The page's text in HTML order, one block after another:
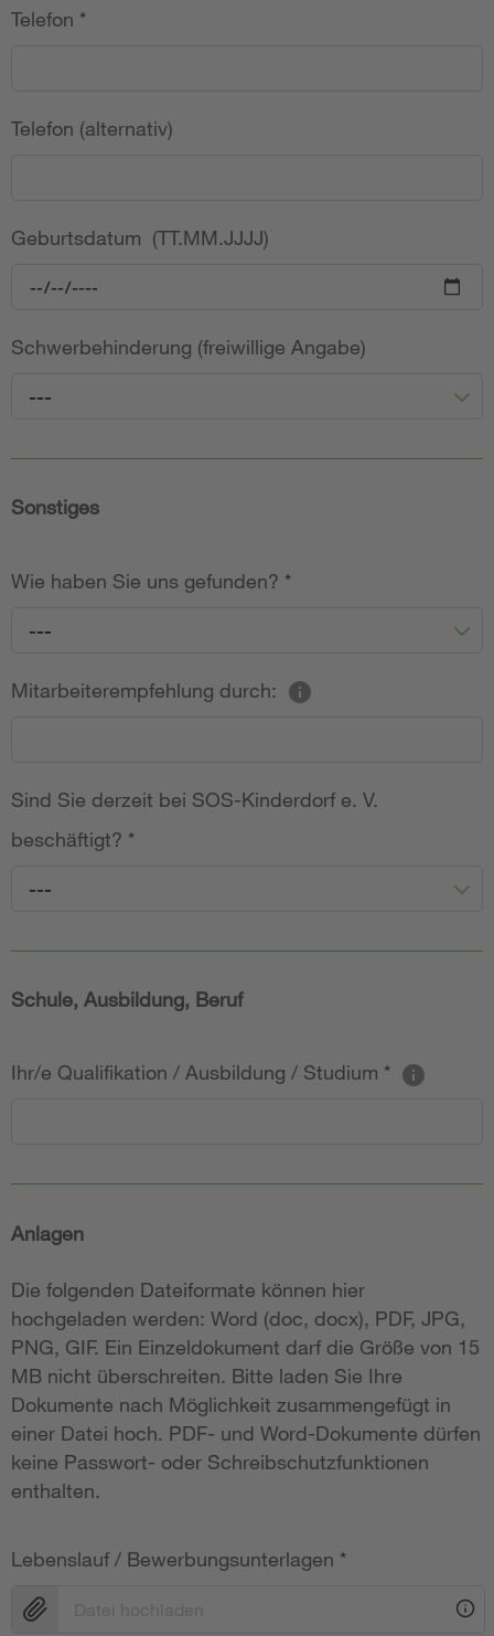
Telefon *
Telefon (alternativ)
Geburtsdatum (TT.MM.JJJJ)
Schwerbehinderung (freiwillige Angabe)
---
Sonstiges
Wie haben Sie uns gefunden? *
---
Mitarbeiterempfehlung durch:
Sind Sie derzeit bei SOS-Kinderdorf e. V.
beschäftigt? *
---
Schule, Ausbildung, Beruf
Ihr/e Qualifikation / Ausbildung / Studium *
Anlagen
Die folgenden Dateiformate können hier
hochgeladen werden: Word (doc, docx), PDF, JPG,
PNG, GIF. Ein Einzeldokument darf die Größe von 15
MB nicht überschreiten. Bitte laden Sie Ihre
Dokumente nach Möglichkeit zusammengefügt in
einer Datei hoch. PDF- und Word-Dokumente dürfen
keine Passwort- oder Schreibschutzfunktionen
enthalten.
Lebenslauf / Bewerbungsunterlagen *